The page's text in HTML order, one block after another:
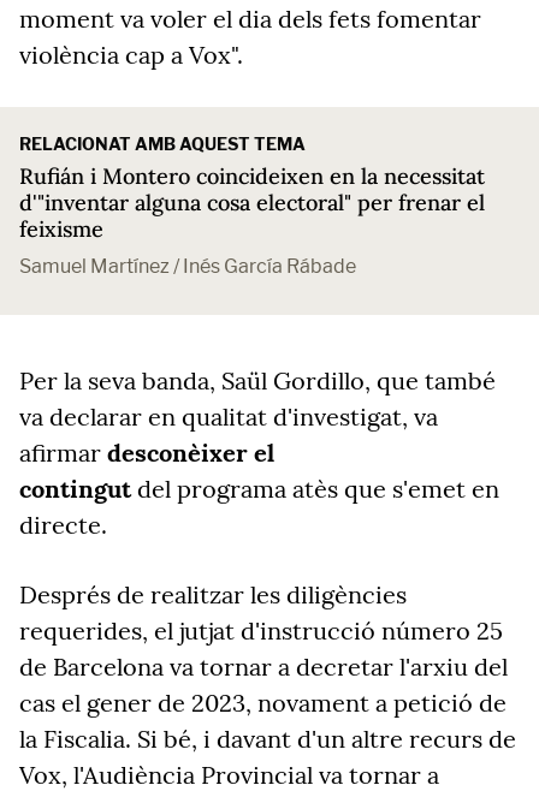
moment va voler el dia dels fets fomentar
violència cap a Vox".
RELACIONAT AMB AQUEST TEMA
Rufián i Montero coincideixen en la necessitat
d'"inventar alguna cosa electoral" per frenar el
feixisme
Samuel Martínez / Inés García Rábade
Per la seva banda, Saül Gordillo, que també
va declarar en qualitat d'investigat, va
afirmar desconèixer el
contingutdel programa atès que s'emet en
directe.
Després de realitzar les diligències
requerides, el jutjat d'instrucció número 25
de Barcelona va tornar a decretar l'arxiu del
cas el gener de 2023, novament a petició de
la Fiscalia. Si bé, i davant d'un altre recurs de
Vox, l'Audiència Provincial va tornar a